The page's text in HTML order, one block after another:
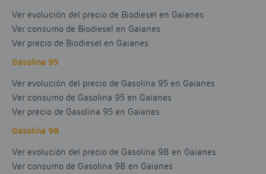
Ver evolución del precio de Biodiesel en Gaianes
Ver consumo de Biodiesel en Gaianes
Ver precio de Biodiesel en Gaianes
Gasolina 95
Ver evolución del precio de Gasolina 95 en Gaianes
Ver consumo de Gasolina 95 en Gaianes
Ver precio de Gasolina 95 en Gaianes
Gasolina 98
Ver evolución del precio de Gasolina 98 en Gaianes
Ver consumo de Gasolina 98 en Gaianes